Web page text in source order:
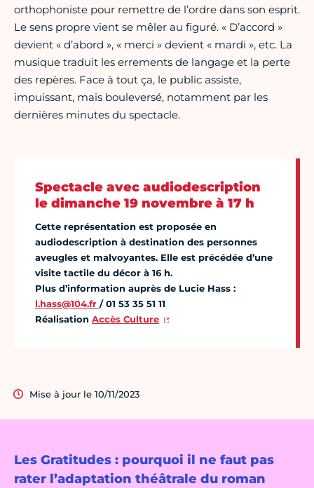
Les Gratitudes : pourquoi il ne faut pas
rater l’adaptation théâtrale du roman
orthophoniste pour remettre de l’ordre dans son esprit.
Le sens propre vient se mêler au figuré. « D’accord »
devient « d’abord », « merci » devient « mardi », etc. La
musique traduit les errements de langage et la perte
des repères. Face à tout ça, le public assiste,
impuissant, mais bouleversé, notamment par les
dernières minutes du spectacle.
Spectacle avec audiodescription
le dimanche 19 novembre à 17 h
Cette représentation est proposée en
audiodescription à destination des personnes
aveugles et malvoyantes. Elle est précédée d’une
visite tactile du décor à 16 h.
Plus d’information auprès de Lucie Hass :
l.hass@104.fr / 01 53 35 51 11
Réalisation Accès Culture
Mise à jour le 10/11/2023